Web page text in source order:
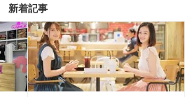
新着記事